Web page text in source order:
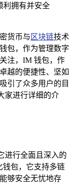
利拥有并安全
货币与 区块链技术
包，作为管理数字
注，IM 钱包，作
越的便捷性、坚如
引了众多用户的目
家进行详细的介
进行全面且深入的
钱包，它支持多链
够安全无忧地存